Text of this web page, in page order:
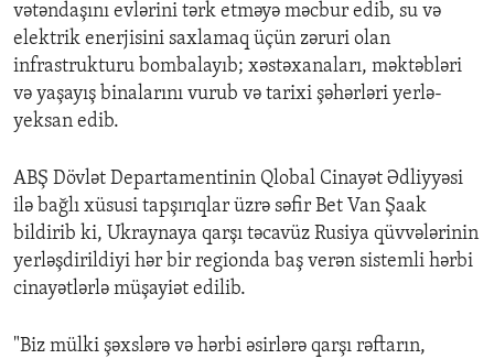
vətəndaşını evlərini tərk etməyə məcbur edib, su və
elektrik enerjisini saxlamaq üçün zəruri olan
infrastrukturu bombalayıb; xəstəxanaları, məktəbləri
və yaşayış binalarını vurub və tarixi şəhərləri yerlə-
yeksan edib.
ABŞ Dövlət Departamentinin Qlobal Cinayət Ədliyyəsi
ilə bağlı xüsusi tapşırıqlar üzrə səfir Bet Van Şaak
bildirib ki, Ukraynaya qarşı təcavüz Rusiya qüvvələrinin
yerləşdirildiyi hər bir regionda baş verən sistemli hərbi
cinayətlərlə müşayiət edilib.
"Biz mülki şəxslərə və hərbi əsirlərə qarşı rəftarın,